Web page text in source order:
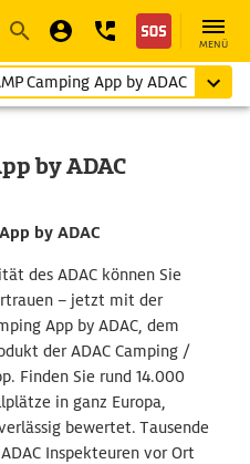
MENÜ
Camping App by ADAC
by ADAC
by ADAC
des ADAC können Sie
– jetzt mit der
App by ADAC, dem
der ADAC Camping /
Finden Sie rund 14.000
in ganz Europa,
bewertet. Tausende
Inspekteuren vor Ort